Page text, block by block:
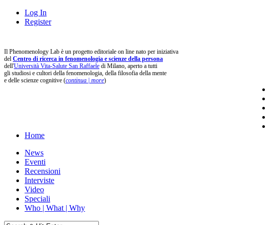
Log In
Register
Il Phenomenology Lab è un progetto editoriale on line nato per iniziativa
del Centro di ricerca in fenomenologia e scienze della persona
dell'Università Vita-Salute San Raffaele di Milano, aperto a tutti
gli studiosi e cultori della fenomenologia, della filosofia della mente
e delle scienze cognitive (continua | more)
Home
News
Eventi
Recensioni
Interviste
Video
Speciali
Who | What | Why